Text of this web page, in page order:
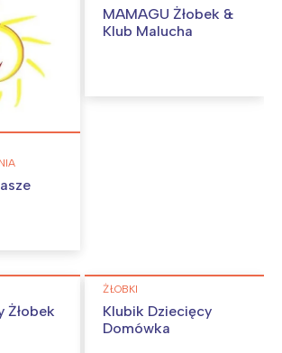
MAMAGU Żłobek &
Klub Malucha
Żłobek
ŻŁOBKI
Klubik Dziecięcy
Domówka